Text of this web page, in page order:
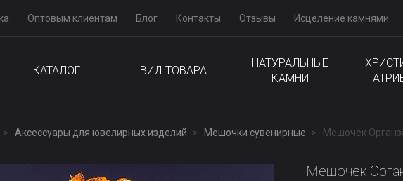
Оптовым клиентам Блог Контакты Отзывы Исцеление камнями
КАТАЛОГ ВИД ТОВАРА
НАТУРАЛЬНЫЕ
КАМНИ
Аксессуары для ювелирных изделий Мешочки сувенирные Мешочек
Мешочек